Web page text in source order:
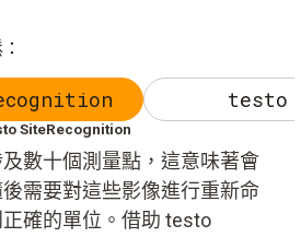
testo
SiteRecognition
數十個測量點，這意味著會
需要對這些影像進行重新命
確的單位。借助 testo